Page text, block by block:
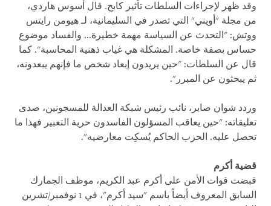
وقد ظهر لإجراءات السلطات تأثير كابح. قال أسوس هاردي،
من مجلة "أويني" التي تصدر في السليمانية، لـ هيومن رايتس
ووتش: "التحدث عن السياسة مهمة خطيرة... والفساد موضوع
حساس بصفة خاصة. المشكلة هي غياب ذهنية المحاسبة". كما
قال عن السلطات: "حين يريدون إبعاد شخص ما فإنهم يبعدونه،
ثم يبحثون عن المبرر".
وردد شوان صابر، نائب رئيس شبكة العدالة للمسجونين، صدى
تعليقاته: "حين يعاقب المسؤلون الفاسدون حرية التعبير فهذا ما
تحصل عليه. الحزب الحاكم يُسكِت معارضيه".
قضية أكرم
قبضت قوات الأمن على أكرم عبد الكريم، موظف الجمارك
السابق المعروف أيضاً باسم "سيد أكرم"، في 1 نوفمبر/تشرين